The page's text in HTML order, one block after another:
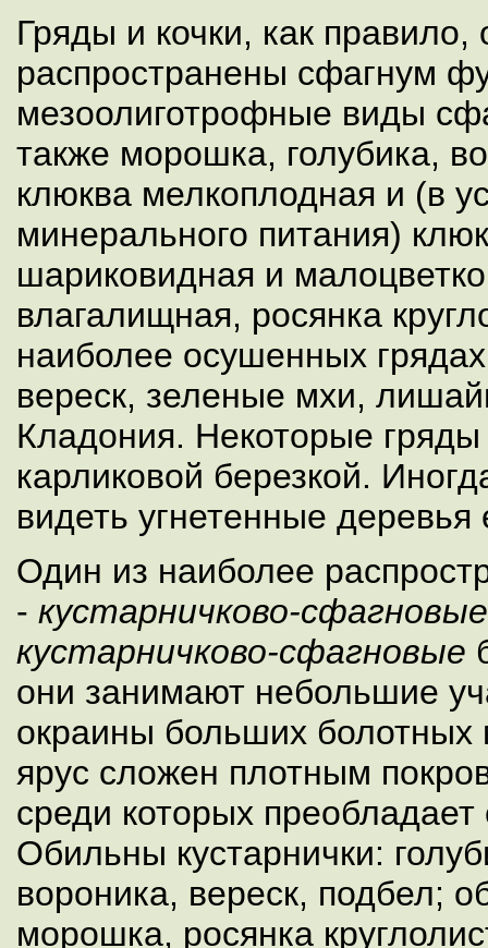
Гряды и кочки, как
распространены сфагнум
мезоолиготрофные виды
также морошка, голубика,
клюква мелкоплодная и (в
минерального питания)
шариковидная и
влагалищная, росянка
наиболее осушенных
вереск, зеленые мхи,
Кладония. Некоторые гряды
карликовой березкой.
видеть угнетенные деревья
Один из наиболее
- кустарничково-сфагновые
кустарничково-сфагновые
они занимают небольшие
окраины больших
ярус сложен плотным
среди которых
Обильны кустарнички:
вороника, вереск, подбел;
морошка, росянка